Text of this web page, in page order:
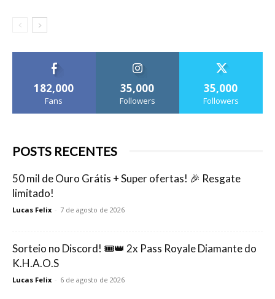
182,000
Fans
35,000
Followers
35,000
Followers
POSTS RECENTES
50 mil de Ouro Grátis + Super ofertas! 🎉 Resgate
limitado!
Lucas Felix - 7 de agosto de 2026
Sorteio no Discord! 🎟️👑 2x Pass Royale Diamante do
K.H.A.O.S
Lucas Felix - 6 de agosto de 2026